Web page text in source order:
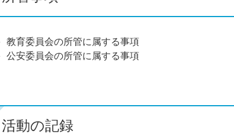
教育委員会の所管に属する事項
公安委員会の所管に属する事項
活動の記録